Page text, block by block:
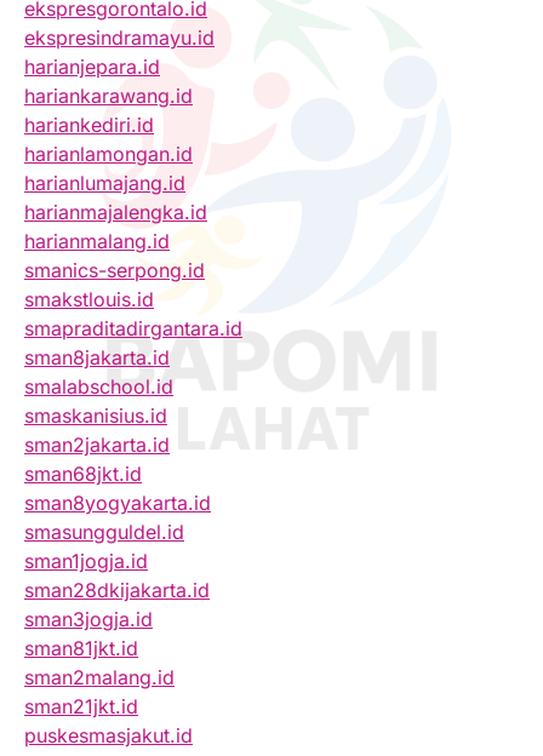
ekspresgorontalo.id
ekspresindramayu.id
harianjepara.id
hariankarawang.id
hariankediri.id
harianlamongan.id
harianlumajang.id
harianmajalengka.id
harianmalang.id
smanics-serpong.id
smakstlouis.id
smapraditadirgantara.id
sman8jakarta.id
smalabschool.id
smaskanisius.id
sman2jakarta.id
sman68jkt.id
sman8yogyakarta.id
smasungguldel.id
sman1jogja.id
sman28dkijakarta.id
sman3jogja.id
sman81jkt.id
sman2malang.id
sman21jkt.id
puskesmasjakut.id